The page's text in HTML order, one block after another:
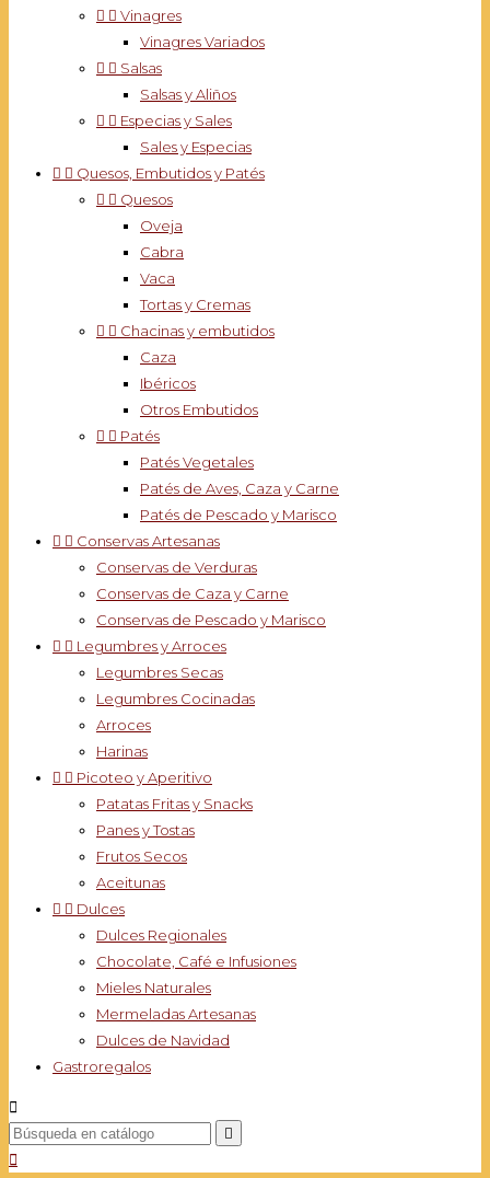
  Vinagres
Vinagres Variados
  Salsas
Salsas y Aliños
  Especias y Sales
Sales y Especias
  Quesos, Embutidos y Patés
  Quesos
Oveja
Cabra
Vaca
Tortas y Cremas
  Chacinas y embutidos
Caza
Ibéricos
Otros Embutidos
  Patés
Patés Vegetales
Patés de Aves, Caza y Carne
Patés de Pescado y Marisco
  Conservas Artesanas
Conservas de Verduras
Conservas de Caza y Carne
Conservas de Pescado y Marisco
  Legumbres y Arroces
Legumbres Secas
Legumbres Cocinadas
Arroces
Harinas
  Picoteo y Aperitivo
Patatas Fritas y Snacks
Panes y Tostas
Frutos Secos
Aceitunas
  Dulces
Dulces Regionales
Chocolate, Café e Infusiones
Mieles Naturales
Mermeladas Artesanas
Dulces de Navidad
Gastroregalos


